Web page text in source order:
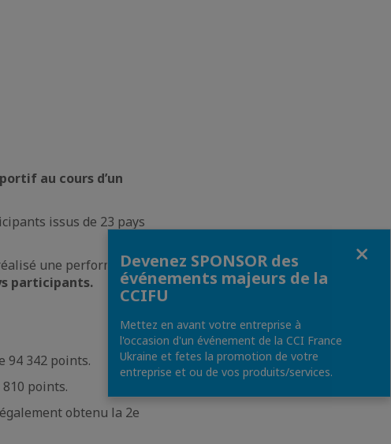
au cours d’un
issus de 23 pays
une performance
participants.
94 342 points.
810 points.
également obtenu la 2e
Devenez SPONSOR des
événements majeurs de la
CCIFU
Mettez en avant votre entreprise à
l'occasion d'un événement de la CCI France
Ukraine et fetes la promotion de votre
entreprise et ou de vos produits/services.